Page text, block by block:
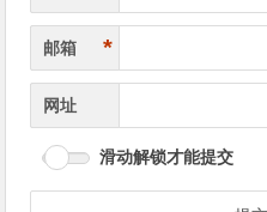
邮箱 *
网址
滑动解锁才能提交